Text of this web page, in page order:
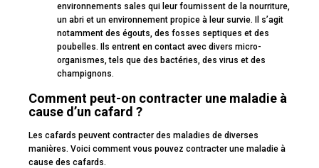
environnements sales qui leur fournissent de la nourriture,
un abri et un environnement propice à leur survie. Il s’agit
notamment des égouts, des fosses septiques et des
poubelles. Ils entrent en contact avec divers micro-
organismes, tels que des bactéries, des virus et des
champignons.
Comment peut-on contracter une maladie à
cause d’un cafard ?
Les cafards peuvent contracter des maladies de diverses
manières. Voici comment vous pouvez contracter une maladie à
cause des cafards.